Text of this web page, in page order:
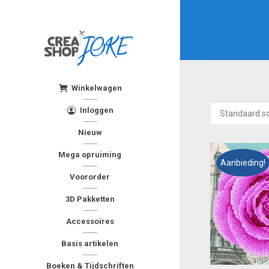
Winkelwagen
Inloggen
Nieuw
Mega opruiming
Voororder
3D Pakketten
Accessoires
Basis artikelen
Boeken & Tijdschriften
Aanbieding!